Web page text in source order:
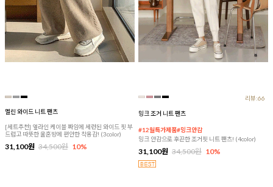
멜린 와이드 니트 팬츠
[세트추천] 옆라인 케이블 짜임에 세련된 와이드 핏 부
드럽고 따뜻한 울혼방에 편안한 착용감! (3color)
31,100원 34,500원 10%
리뷰:66
밍크 조거 니트 팬츠
#12월특가제품#밍크안감
밍크 안감으로 후끈한 조거핏 니트 팬츠! (4color)
31,100원 34,500원 10%